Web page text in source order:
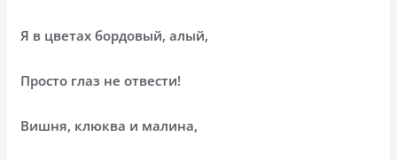
Я в цветах бордовый, алый,
Просто глаз не отвести!
Вишня, клюква и малина,